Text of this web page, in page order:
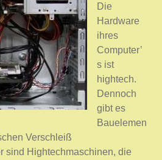
Die
Hardware
ihres
Computer’
s ist
hightech.
Dennoch
gibt es
Bauelemen
Verschleiß
sind Hightechmaschinen, die